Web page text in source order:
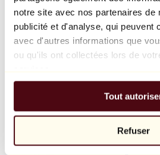
notre site avec nos partenaires de
publicité et d'analyse, qui peuvent
avec d'autres informations que
ou qu'ils ont collectées lors de
Tout
Refuser
Balloon Dog (Orange)
Jeff Koons
10 000 €
Parcourir
Tous les sculpteurs
Tous les photographes